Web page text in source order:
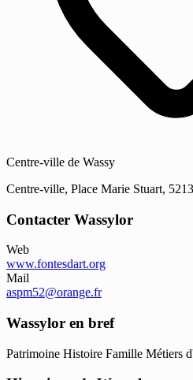
Centre-ville de Wassy
Centre-ville, Place Marie Stuart,
Contacter Wassylor
Web
www.fontesdart.org
Mail
aspm52@orange.fr
Wassylor en bref
Patrimoine Histoire Famille Métiers